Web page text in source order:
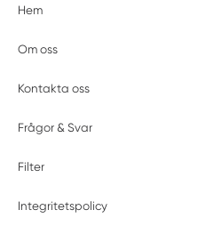
Hem
Om oss
Kontakta oss
Frågor & Svar
Filter
Integritetspolicy